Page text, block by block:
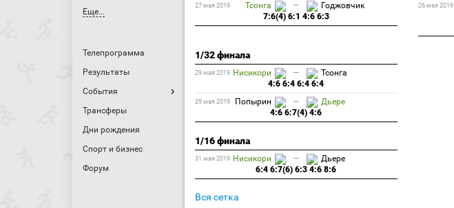
Еще...
Телепрограмма
Результаты
События
Трансферы
Дни рождения
Спорт и бизнес
Форум
27 мая 2019 Тсонга —
Годжовчик
7:6(4) 6:1 4:6 6:3
26 мая 2019
1/32 финала
29 мая 2019 Нисикори —
Тсонга
4:6 6:4 6:4 6:4
29 мая 2019 Попырин —
Дьере
4:6 6:7(4) 4:6
1/16 финала
31 мая 2019 Нисикори —
Дьере
6:4 6:7(6) 6:3 4:6 8:6
Вся сетка